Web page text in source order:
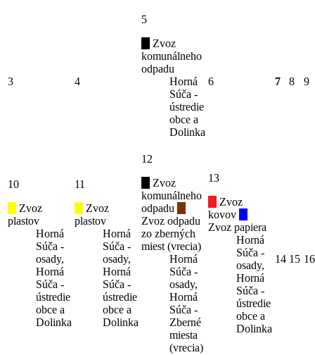
3 4
5
Zvoz
komunálneho
odpadu
Horná
Súča -
ústredie
obce a
Dolinka
6 7 8 9
10
Zvoz
plastov
Horná
Súča -
osady,
Horná
Súča -
ústredie
obce a
Dolinka
11
Zvoz
plastov
Horná
Súča -
osady,
Horná
Súča -
ústredie
obce a
Dolinka
12
Zvoz
komunálneho
odpadu
Zvoz odpadu
zo zberných
miest (vrecia)
Horná
Súča -
osady,
Horná
Súča -
Zberné
miesta
(vrecia)
13
Zvoz
kovov
Zvoz papiera
Horná
Súča -
osady,
Horná
Súča -
ústredie
obce a
Dolinka
14 15 16